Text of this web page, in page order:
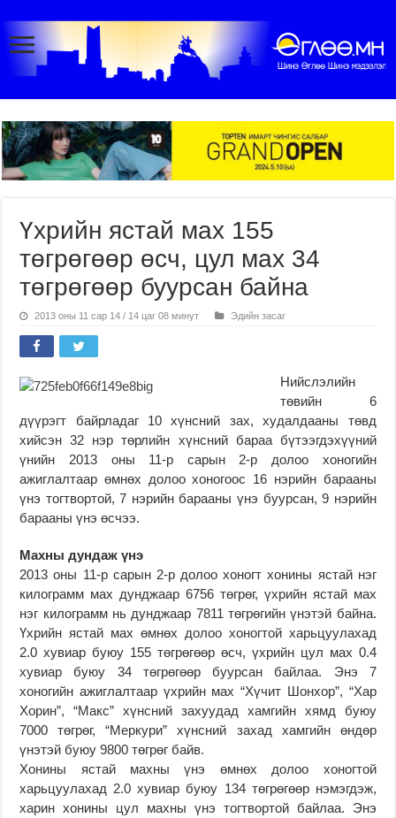
Үхрийн ястай мах 155
төгрөгөөр өсч, цул мах 34
төгрөгөөр буурсан байна
2013 оны 11 сар 14 / 14 цаг 08 минут Эдийн засаг
Нийслэлийн
төвийн 6
дүүрэгт байрладаг 10 хүнсний зах, худалдааны төвд
хийсэн 32 нэр төрлийн хүнсний бараа бүтээгдэхүүний
үнийн 2013 оны 11-р сарын 2-р долоо хоногийн
ажиглалтаар өмнөх долоо хоногоос 16 нэрийн барааны
үнэ тогтвортой, 7 нэрийн барааны үнэ буурсан, 9 нэрийн
барааны үнэ өсчээ.
Махны дундаж үнэ
2013 оны 11-р сарын 2-р долоо хоногт хонины ястай нэг
килограмм мах дунджаар 6756 төгрөг, үхрийн ястай мах
нэг килограмм нь дунджаар 7811 төгрөгийн үнэтэй байна.
Үхрийн ястай мах өмнөх долоо хоногтой харьцуулахад
2.0 хувиар буюу 155 төгрөгөөр өсч, үхрийн цул мах 0.4
хувиар буюу 34 төгрөгөөр буурсан байлаа. Энэ 7
хоногийн ажиглалтаар үхрийн мах “Хүчит Шонхор”, “Хар
Хорин”, “Макс” хүнсний захуудад хамгийн хямд буюу
7000 төгрөг, “Меркури” хүнсний захад хамгийн өндөр
үнэтэй буюу 9800 төгрөг байв.
Хонины ястай махны үнэ өмнөх долоо хоногтой
харьцуулахад 2.0 хувиар буюу 134 төгрөгөөр нэмэгдэж,
харин хонины цул махны үнэ тогтвортой байлаа. Энэ